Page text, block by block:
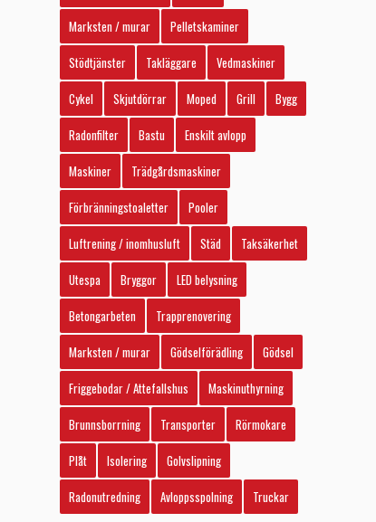
Marksten / murar
Pelletskaminer
Stödtjänster
Takläggare
Vedmaskiner
Cykel
Skjutdörrar Moped Grill
Bygg
Radonfilter
Bastu
Enskilt avlopp
Maskiner
Trädgårdsmaskiner
Förbränningstoaletter
Pooler
Luftrening / inomhusluft
Städ
Taksäkerhet
Utespa
Bryggor
LED belysning
Betongarbeten
Trapprenovering
Marksten / murar
Gödselförädling
Gödsel
Friggebodar / Attefallshus
Maskinuthyrning
Brunnsborrning
Transporter
Rörmokare
Plåt
Isolering
Golvslipning
Radonutredning
Avloppsspolning Truckar